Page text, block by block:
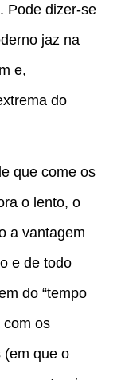
Pode dizer-se
jaz na
e,
do
que come os
o lento, o
a vantagem
e de todo
do “tempo
com os
(em que o